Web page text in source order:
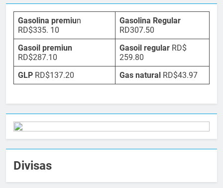
Gasolina premiun
RD$335. 10
Gasolina Regular
RD307.50
Gasoil premiun
RD$287.10
Gasoil regular RD$
259.80
GLP RD$137.20 Gas natural RD$43.97
Divisas